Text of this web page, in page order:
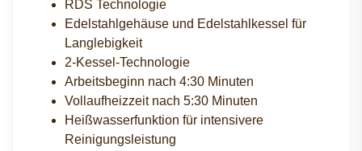
RDS Technologie
Edelstahlgehäuse und Edelstahlkessel für
Langlebigkeit
2-Kessel-Technologie
Arbeitsbeginn nach 4:30 Minuten
Vollaufheizzeit nach 5:30 Minuten
Heißwasserfunktion für intensivere
Reinigungsleistung